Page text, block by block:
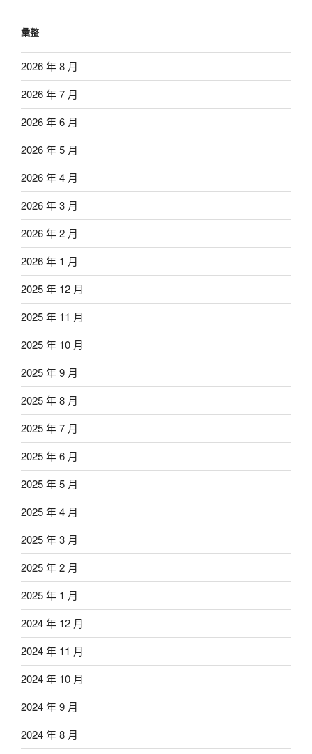
彙整
2026 年 8 月
2026 年 7 月
2026 年 6 月
2026 年 5 月
2026 年 4 月
2026 年 3 月
2026 年 2 月
2026 年 1 月
2025 年 12 月
2025 年 11 月
2025 年 10 月
2025 年 9 月
2025 年 8 月
2025 年 7 月
2025 年 6 月
2025 年 5 月
2025 年 4 月
2025 年 3 月
2025 年 2 月
2025 年 1 月
2024 年 12 月
2024 年 11 月
2024 年 10 月
2024 年 9 月
2024 年 8 月